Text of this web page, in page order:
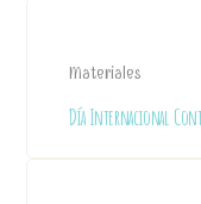
Materiales
Día Internacional